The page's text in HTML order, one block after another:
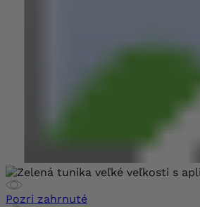
Pozri zahrnuté